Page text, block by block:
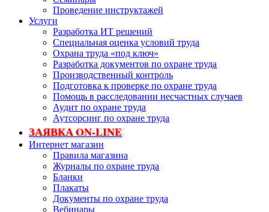
Проведение инструктажей
Услуги
Разработка ИТ решений
Специальная оценка условий труда
Охрана труда «под ключ»
Разработка документов по охране труда
Производственный контроль
Подготовка к проверке по охране труда
Помощь в расследовании несчастных случаев
Аудит по охране труда
Аутсорсинг по охране труда
ЗАЯВКА ON-LINE
Интернет магазин
Правила магазина
Журналы по охране труда
Бланки
Плакаты
Документы по охране труда
Вебинары